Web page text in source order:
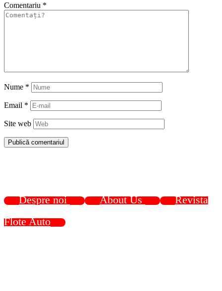
Comentariu *
Nume *
Email *
Site web
Despre noi About Us
Revista
Flote Auto